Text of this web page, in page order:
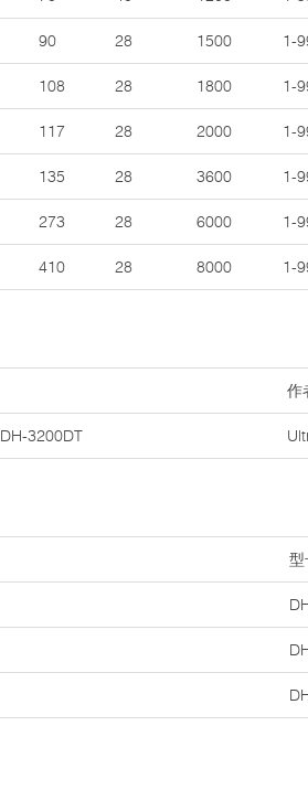
90 28 1500 1-
108 28 1800 1-
117 28 2000 1-
135 28 3600 1-
273 28 6000 1-
410 28 8000 1-
作
DH-3200DT
型